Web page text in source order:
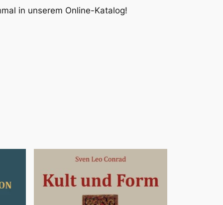
in unserem Online-Katalog!